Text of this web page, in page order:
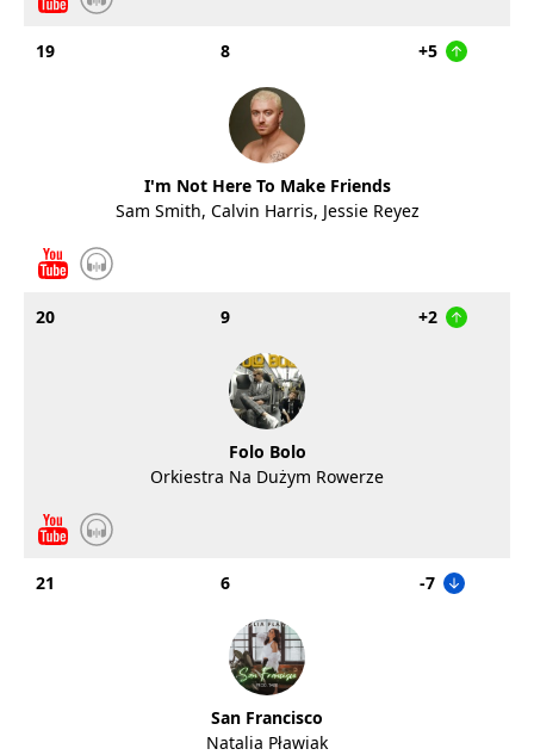
19 8 +5
I'm Not Here To Make Friends
Sam Smith, Calvin Harris, Jessie Reyez
20 9 +2
Folo Bolo
Orkiestra Na Dużym Rowerze
21 6 -7
San Francisco
Natalia Pławiak